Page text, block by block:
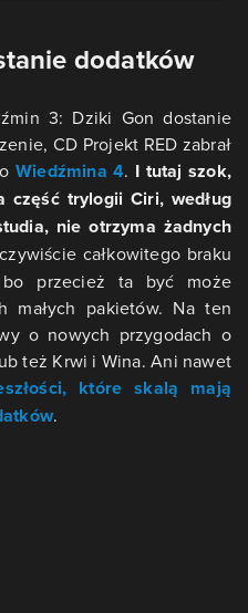
dodatków
3: Dziki Gon dostanie
CD Projekt RED zabrał
Wiedźmina 4. I tutaj szok,
część trylogii Ciri, według
nie otrzyma żadnych
całkowitego braku
bo przecież ta być może
małych pakietów. Na ten
o nowych przygodach o
też Krwi i Wina. Ani nawet
które skalą mają
.